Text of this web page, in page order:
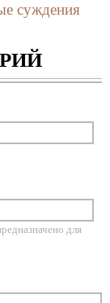
суждения
для